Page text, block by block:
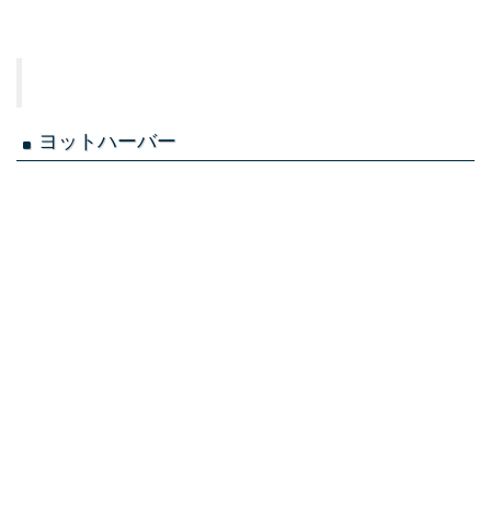
ヨットハーバー